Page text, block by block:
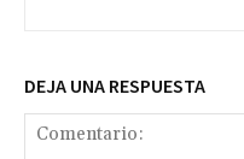
DEJA UNA RESPUESTA